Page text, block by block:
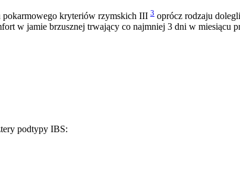
pokarmowego kryteriów rzymskich III 3 oprócz rodzaju
w jamie brzusznej trwający co najmniej 3 dni w miesiącu
podtypy IBS: